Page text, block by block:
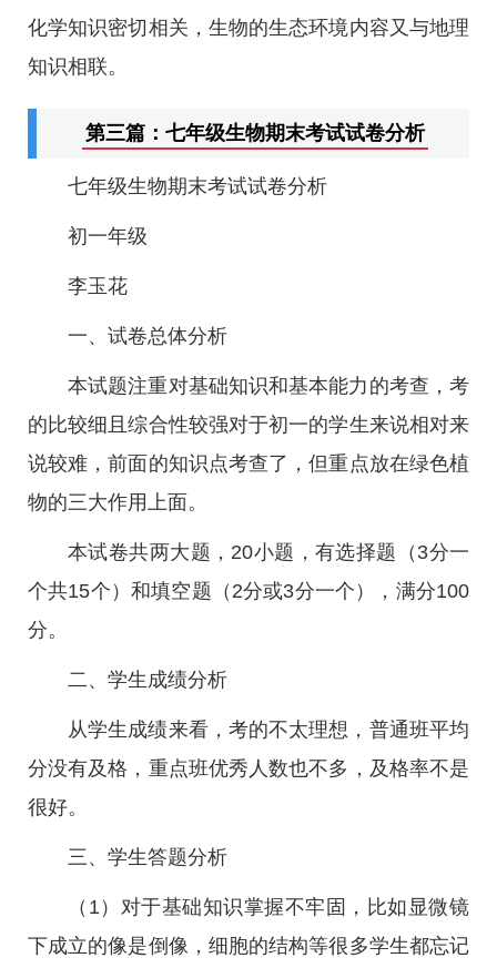
化学知识密切相关，生物的生态环境内容又与地理
知识相联。
第三篇：七年级生物期末考试试卷分析
七年级生物期末考试试卷分析
初一年级
李玉花
一、试卷总体分析
本试题注重对基础知识和基本能力的考查，考
的比较细且综合性较强对于初一的学生来说相对来
说较难，前面的知识点考查了，但重点放在绿色植
物的三大作用上面。
本试卷共两大题，20小题，有选择题（3分一
个共15个）和填空题（2分或3分一个），满分100
分。
二、学生成绩分析
从学生成绩来看，考的不太理想，普通班平均
分没有及格，重点班优秀人数也不多，及格率不是
很好。
三、学生答题分析
（1）对于基础知识掌握不牢固，比如显微镜
下成立的像是倒像，细胞的结构等很多学生都忘记